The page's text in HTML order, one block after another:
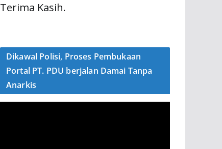
Terima Kasih.
Dikawal Polisi, Proses Pembukaan
Portal PT. PDU berjalan Damai Tanpa
Anarkis